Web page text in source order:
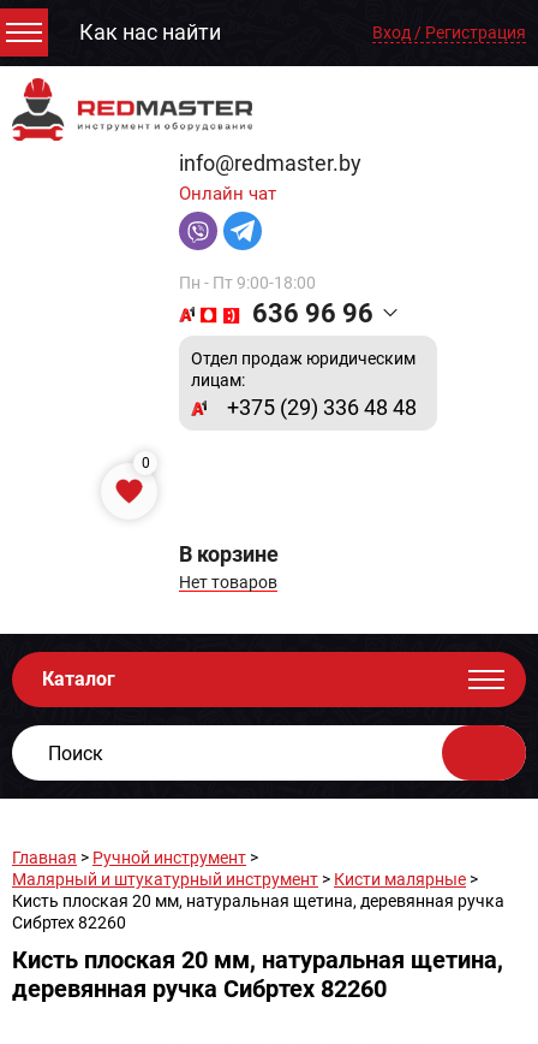
Как нас найти Вход / Регистрация
info@redmaster.by
Онлайн чат
Пн - Пт 9:00-18:00
636 96 96
Отдел продаж юридическим
лицам:
+375 (29) 336 48 48
0
В корзине
Нет товаров
Каталог
Главная > Ручной инструмент >
Малярный и штукатурный инструмент > Кисти малярные >
Кисть плоская 20 мм, натуральная щетина, деревянная ручка
Сибртех 82260
Кисть плоская 20 мм, натуральная щетина,
деревянная ручка Сибртех 82260